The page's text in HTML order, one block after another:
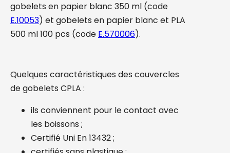
gobelets en papier blanc 350 ml (code
E.10053) et gobelets en papier blanc et PLA
500 ml 100 pcs (code E.570006).
Quelques caractéristiques des couvercles
de gobelets CPLA :
ils conviennent pour le contact avec
les boissons ;
Certifié Uni En 13432 ;